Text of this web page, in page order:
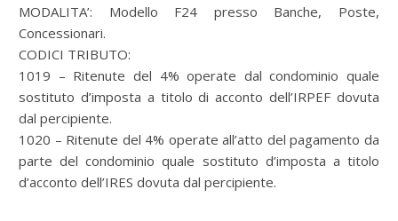
MODALITA’: Modello F24 presso Banche, Poste,
Concessionari.
CODICI TRIBUTO:
1019 – Ritenute del 4% operate dal condominio quale
sostituto d’imposta a titolo di acconto dell’IRPEF dovuta
dal percipiente.
1020 – Ritenute del 4% operate all’atto del pagamento da
parte del condominio quale sostituto d’imposta a titolo
d’acconto dell’IRES dovuta dal percipiente.